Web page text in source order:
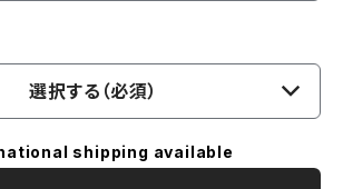
選択する（必須）
shipping available